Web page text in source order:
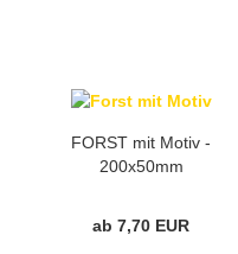
FORST mit Motiv -
200x50mm
ab 7,70 EUR